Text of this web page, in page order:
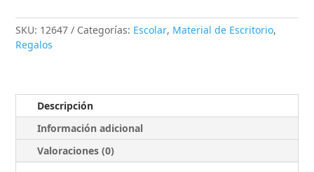
SKU: 12647 Categorías: Escolar, Material de Escritorio,
Regalos
Descripción
Información adicional
Valoraciones (0)